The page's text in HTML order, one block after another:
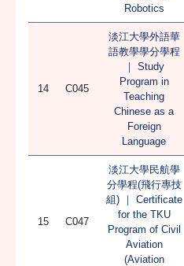
Robotics
14 C045
淡江大學外語華
語教學學分學程
｜ Study
Program in
Teaching
Chinese as a
Foreign
Language
15 C047
淡江大學民航學
分學程(飛行專技
組) ｜ Certificate
for the TKU
Program of Civil
Aviation
(Aviation